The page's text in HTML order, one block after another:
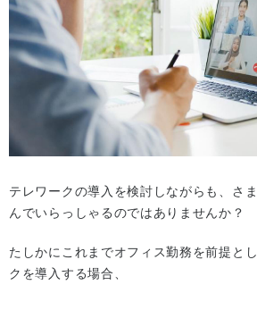
テレワークの導入を検討しながらも、さ
んでいらっしゃるのではありませんか？
たしかにこれまでオフィス勤務を前提と
クを導入する場合、